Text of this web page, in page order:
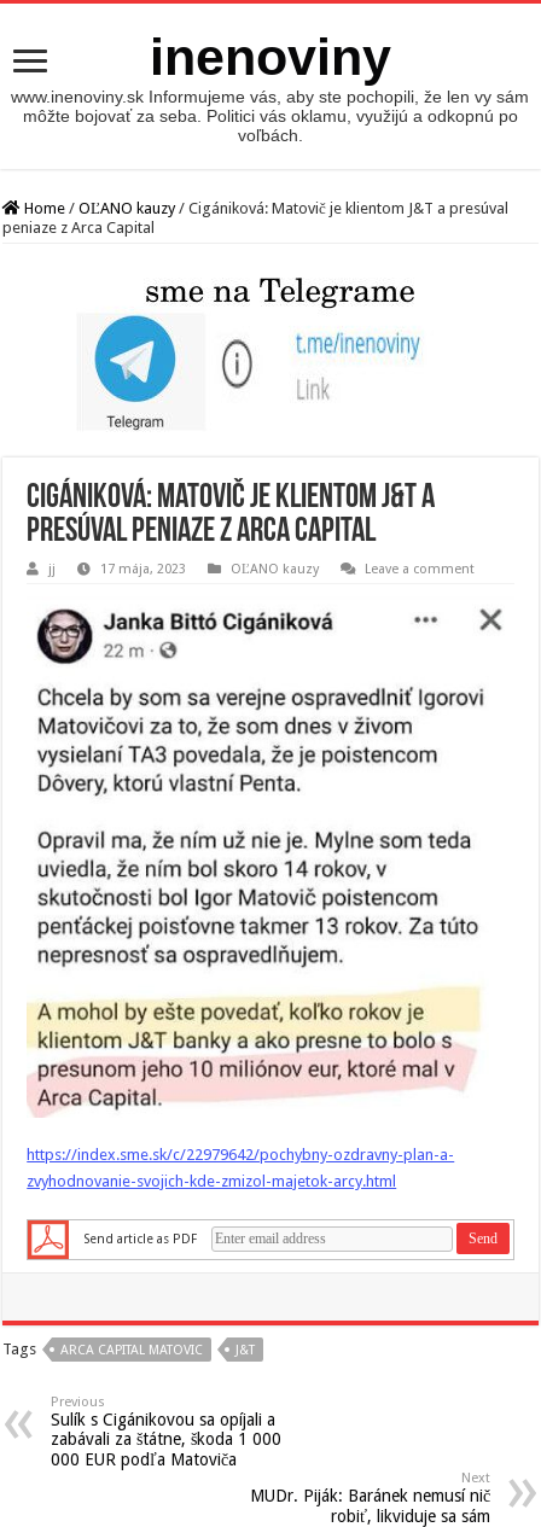
inenoviny
www.inenoviny.sk Informujeme vás, aby ste pochopili, že len vy sám
môžte bojovať za seba. Politici vás oklamu, využijú a odkopnú po
voľbách.
Home / OĽANO kauzy / Cigániková: Matovič je klientom J&T a presúval
peniaze z Arca Capital
Cigániková: Matovič je klientom J&T a
presúval peniaze z Arca Capital
jj 17 mája, 2023 OĽANO kauzy Leave a comment
https://index.sme.sk/c/22979642/pochybny-ozdravny-plan-a-
zvyhodnovanie-svojich-kde-zmizol-majetok-arcy.html
Send article as PDF
Tags ARCA CAPITAL MATOVIC J&T
Previous
Sulík s Cigánikovou sa opíjali a
zabávali za štátne, škoda 1 000
000 EUR podľa Matoviča
Next
MUDr. Piják: Baránek nemusí nič
robiť, likviduje sa sám